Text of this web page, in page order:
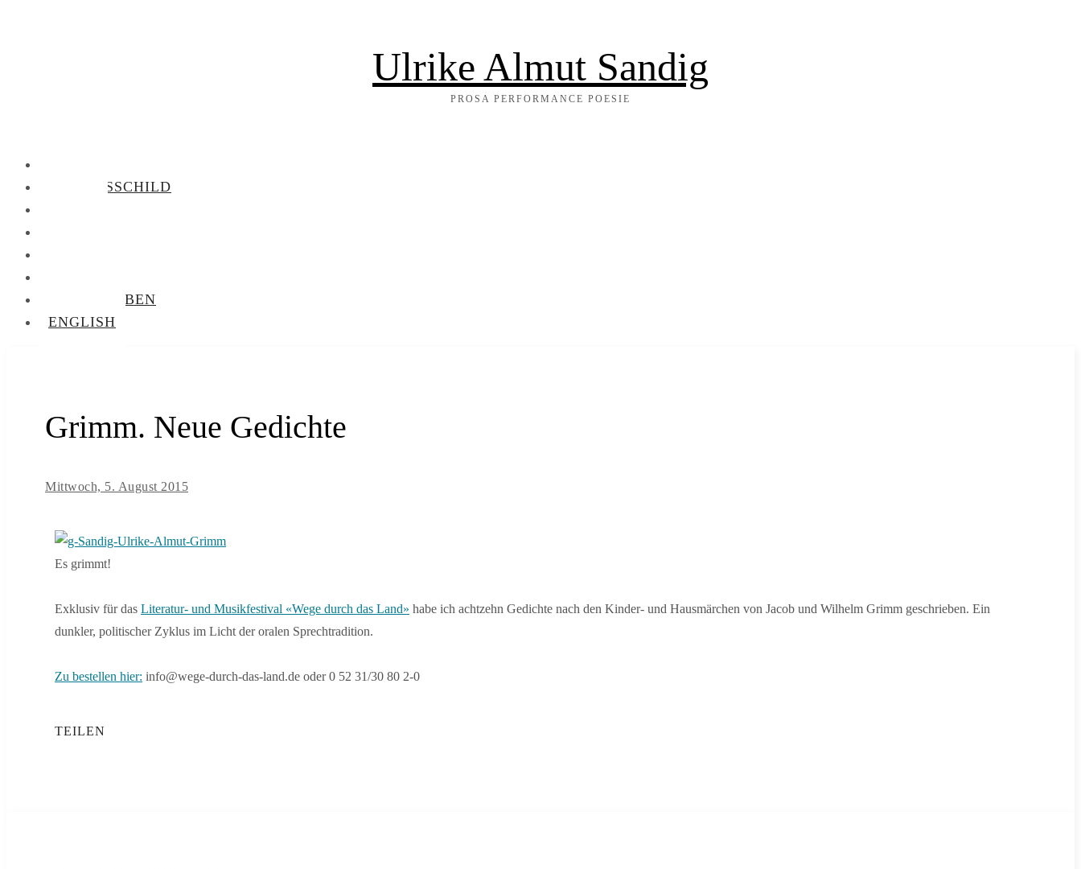
Ulrike Almut Sandig
PROSA PERFORMANCE POESIE
NAMENSSCHILD
BRIEFTAUBEN
ENGLISH
Grimm. Neue Gedichte
Mittwoch, 5. August 2015
Es grimmt!
Exklusiv für das Literatur- und Musikfestival «Wege durch das Land» habe ich achtzehn Gedichte nach den Kinder- und Hausmärchen von Jacob und Wilhelm Grimm geschrieben. Ein
dunkler, politischer Zyklus im Licht der oralen Sprechtradition.
Zu bestellen hier: info@wege-durch-das-land.de oder 0 52 31/30 80 2-0
TEILEN